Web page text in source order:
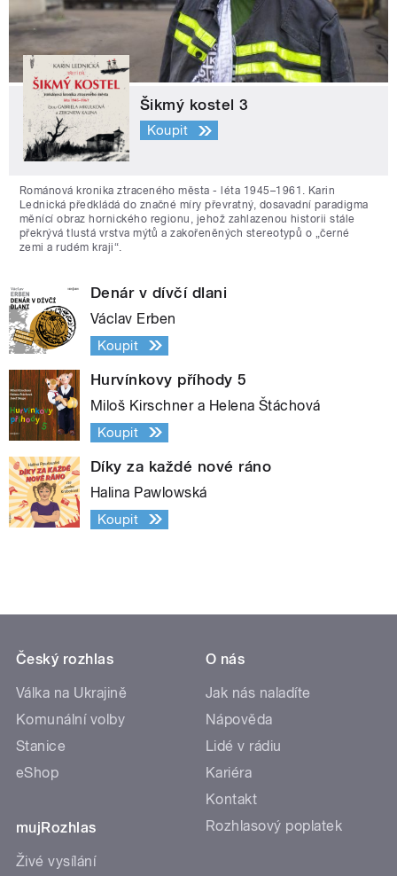
Šikmý kostel 3
Koupit
Románová kronika ztraceného města - léta 1945–1961. Karin
Lednická předkládá do značné míry převratný, dosavadní paradigma
měnící obraz hornického regionu, jehož zahlazenou historii stále
překrývá tlustá vrstva mýtů a zakořeněných stereotypů o „černé
zemi a rudém kraji“.
Denár v dívčí dlani
Václav Erben
Koupit
Hurvínkovy příhody 5
Miloš Kirschner a Helena Štáchová
Koupit
Díky za každé nové ráno
Halina Pawlowská
Koupit
Český rozhlas
Válka na Ukrajině
Komunální volby
Stanice
eShop
mujRozhlas
Živé vysílání
O nás
Jak nás naladíte
Nápověda
Lidé v rádiu
Kariéra
Kontakt
Rozhlasový poplatek